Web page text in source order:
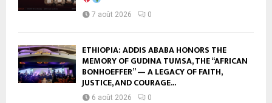
7 août 2026 0
ETHIOPIA: ADDIS ABABA HONORS THE
MEMORY OF GUDINA TUMSA, THE “AFRICAN
BONHOEFFER” — A LEGACY OF FAITH,
JUSTICE, AND COURAGE...
6 août 2026 0